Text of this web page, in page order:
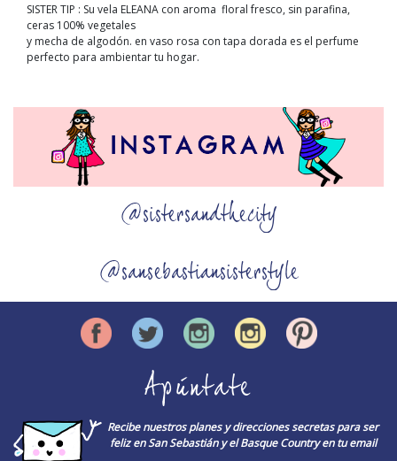
SISTER TIP : Su vela ELEANA con aroma floral fresco, sin parafina,
ceras 100% vegetales
y mecha de algodón. en vaso rosa con tapa dorada es el perfume
perfecto para ambientar tu hogar.
@sistersandthecity
@sansebastiansisterstyle
Apúntate
Recibe nuestros planes y direcciones secretas para ser
feliz en San Sebastián y el Basque Country en tu email